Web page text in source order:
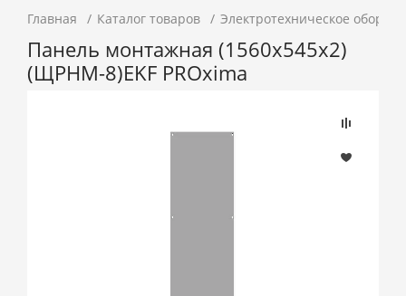
Главная Каталог товаров Электротехническое
Панель монтажная (1560x545х2)
(ЩРНМ-8)EKF PROxima